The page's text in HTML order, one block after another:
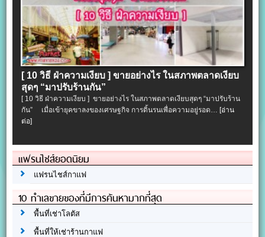
[ 10 วิธี ฝ่าความเงียบ ] ขายอย่างไร ในสภาพตลาดเงียบ
สุดๆ “มาปรับร้านกัน”
[ 10 วิธี ฝ่าความเงียบ ] ขายอย่างไร ในสภาพตลาดเงียบสุดๆ “มาปรับร้าน
กัน” เมื่อเข้ายุคขาลงของเศรษฐกิจ การดิ้นรนเพื่อความอยู่รอด…[อ่าน
ต่อ]
แฟรนไชส์ยอดนิยม
แฟรนไชส์กาแฟ
10 ทำเลขายของที่มีการค้นหามากที่สุด
พื้นที่เช่าโลตัส
พื้นที่ให้เช่าร้านกาแฟ